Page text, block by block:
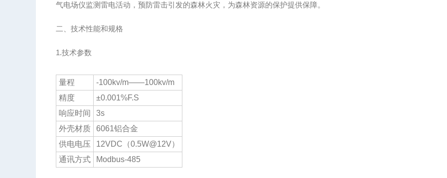
气电场仪监测雷电活动，预防雷击引发的森林火灾，为森林资源的保护提供保障。
二、技术性能和规格
1.技术参数
量程
-100kv/m——100kv/m
精度
±0.001%F.S
响应时间
3s
外壳材质
6061铝合金
供电电压
12VDC（0.5W@12V）
通讯方式
Modbus-485